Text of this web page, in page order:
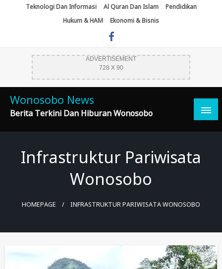
Teknologi Dan Informasi Al Quran Dan Islam
Pendidikan
Hukum & HAM
Ekonomi & Bisnis
ADVERTISEMENT
728 X 90
Wonosobo News
Berita Terkini Dan Hiburan Wonosobo
Infrastruktur Pariwisata
Wonosobo
HOMEPAGE INFRASTRUKTUR PARIWISATA WONOSOBO